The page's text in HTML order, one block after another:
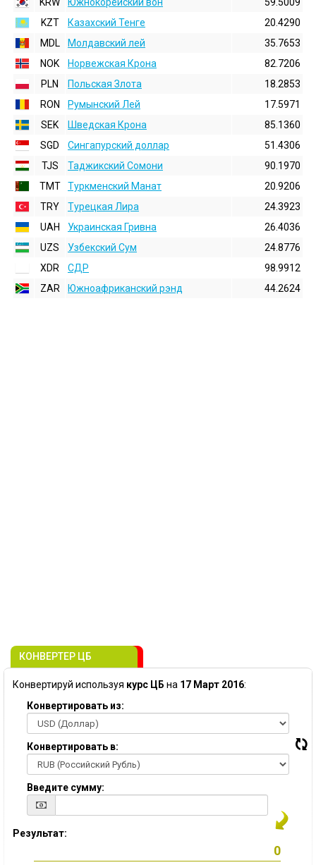
KZT
Казахский Тенге
20.4290
MDL
Молдавский лей
35.7653
NOK
Норвежская Крона
82.7206
PLN
Польская Злота
18.2853
RON
Румынский Лей
17.5971
SEK
Шведская Крона
85.1360
SGD
Сингапурский доллар
51.4306
TJS
Таджикский Сомони
90.1970
TMT
Туркменский Манат
20.9206
TRY
Турецкая Лира
24.3923
UAH
Украинская Гривна
26.4036
UZS
Узбекский Сум
24.8776
XDR
СДР
98.9912
ZAR
Южноафриканский рэнд 44.2624
КОНВЕРТЕР ЦБ
Конвертируй используя курс ЦБ на 17 Март 2016:
Конвертировать из:
Конвертировать в:
Введите сумму:
Результат: